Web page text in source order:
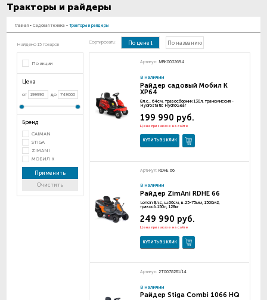
Тракторы и райдеры
Главная - Садовая техника - Тракторы и райдеры
Найдено 15 товаров
По акции
Цена
от до
Бренд
CAIMAN
STIGA
ZIMANI
МОБИЛ К
Применить
Очистить
Сортировать: По цене По названию
Артикул: MBK0032694
В наличии
Райдер садовый Мобил К
XP64
8л.с., 64см, травосборник 130л, трансмиссия -
Hydrostatic HydroGear
199 990 руб.
Цена при заказе на сайте
КУПИТЬ В 1 КЛИК
Артикул: RDHE 66
В наличии
Райдер ZimAni RDHE 66
Loncin 8л.с, ш.66см, в.25-75мм, 1500м2,
травосб.150л, 128кг
249 990 руб.
Цена при заказе на сайте
КУПИТЬ В 1 КЛИК
Артикул: 2T0078281/14
В наличии
Райдер Stiga Combi 1066 HQ